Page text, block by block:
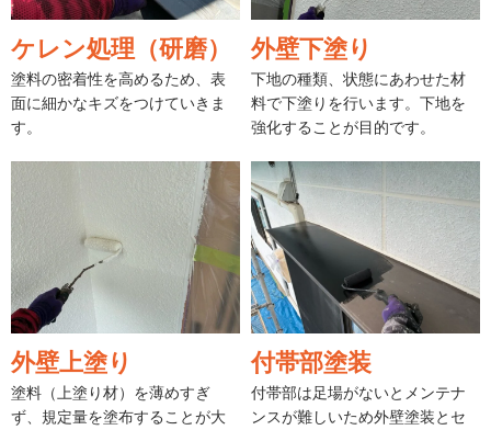
ケレン処理（研磨）
塗料の密着性を高めるため、表
面に細かなキズをつけていきま
す。
外壁下塗り
下地の種類、状態にあわせた材
料で下塗りを行います。下地を
強化することが目的です。
外壁上塗り
塗料（上塗り材）を薄めすぎ
ず、規定量を塗布することが大
付帯部塗装
付帯部は足場がないとメンテナ
ンスが難しいため外壁塗装とセ